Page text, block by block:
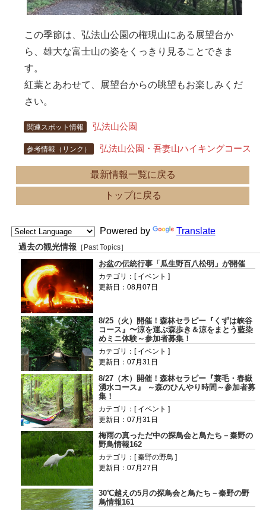
この季節は、弘法山公園の権現山にある展望台か
ら、雄大な富士山の姿をくっきり見ることできま
す。
紅葉とあわせて、展望台からの眺望もお楽しみくだ
さい。
関連スポット情報 弘法山公園
参考情報（リンク） 弘法山公園・吾妻山ハイキングコース
最新情報一覧に戻る
トップに戻る
Powered by Translate
過去の観光情報 ［Past Topics］
お盆の伝統行事「瓜生野百八松明」が開催
カテゴリ：[ イベント ]
更新日：08月07日
8/25（火）開催！森林セラピー『くずは峡谷
コース』〜涼を運ぶ森歩き＆涼をまとう藍染
めミニ体験～参加者募集！
カテゴリ：[ イベント ]
更新日：07月31日
8/27（木）開催！森林セラピー『蓑毛・春嶽
湧水コース』 ～森のひんやり時間～参加者募
集！
カテゴリ：[ イベント ]
更新日：07月31日
梅雨の真っただ中の探鳥会と鳥たち－秦野の
野鳥情報162
カテゴリ：[ 秦野の野鳥 ]
更新日：07月27日
30℃越えの5月の探鳥会と鳥たち－秦野の野
鳥情報161